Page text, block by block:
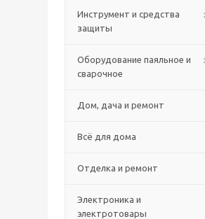
Инструмент и средства
защиты
Оборудование паяльное и
сварочное
Дом, дача и ремонт
Всё для дома
Отделка и ремонт
Электроника и
электротовары